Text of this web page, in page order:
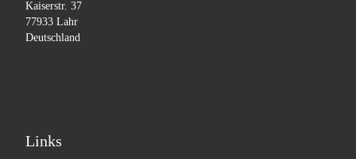
Kaiserstr. 37
77933 Lahr
Deutschland
Links